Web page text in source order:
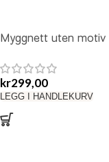
Myggnett uten motiv
kr299,00
LEGG I HANDLEKURV